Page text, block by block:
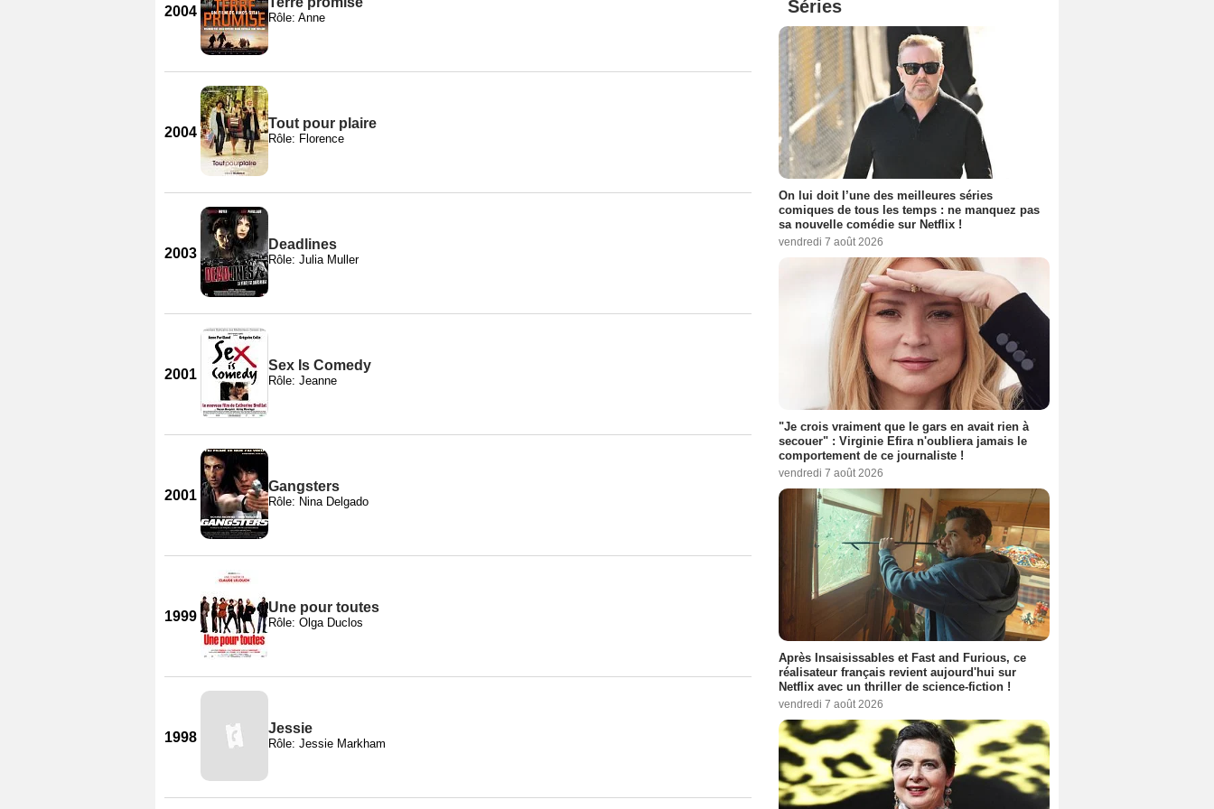
2004 Rôle: Anne
2004
Tout pour plaire
Rôle: Florence
2003
Deadlines
Rôle: Julia Muller
2001
Sex Is Comedy
Rôle: Jeanne
2001
Gangsters
Rôle: Nina Delgado
1999
Une pour toutes
Rôle: Olga Duclos
1998
Jessie
Rôle: Jessie Markham
Séries
On lui doit l’une des meilleures séries
comiques de tous les temps : ne manquez pas
sa nouvelle comédie sur Netflix !
vendredi 7 août 2026
"Je crois vraiment que le gars en avait rien à
secouer" : Virginie Efira n'oubliera jamais le
comportement de ce journaliste !
vendredi 7 août 2026
Après Insaisissables et Fast and Furious, ce
réalisateur français revient aujourd'hui sur
Netflix avec un thriller de science-fiction !
vendredi 7 août 2026